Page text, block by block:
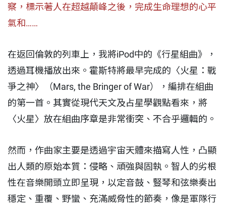
察，標示著人在超越顛峰之後，完成生命理想的心平
氣和……
在返回倫敦的列車上，我將iPod中的《行星組曲》，
透過耳機播放出來。霍斯特將最早完成的〈火星：戰
爭之神〉（Mars, the Bringer of War），編排在組曲
的第一首。其實從現代天文及占星學觀點看來，將
〈火星〉放在組曲序章是非常衝突、不合乎邏輯的。
然而，作曲家主要是透過宇宙天體來描寫人性，凸顯
出人類的原始本質：侵略、頑強與固執。智人的劣根
性在音樂開頭立即呈現，以定音鼓、豎琴和弦樂奏出
穩定、重覆、野蠻、充滿威脅性的節奏，像是軍隊行